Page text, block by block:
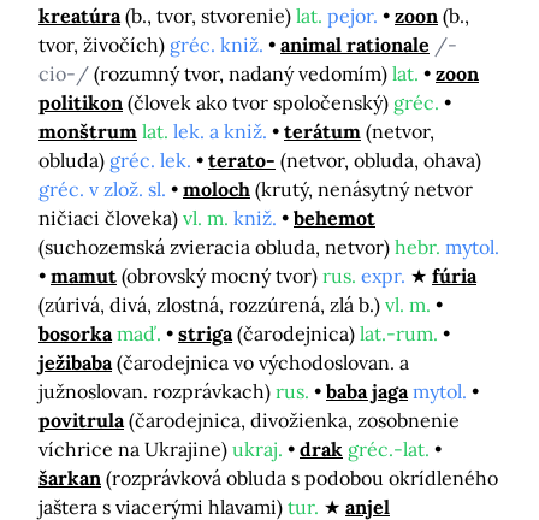
kreatúra (b., tvor, stvorenie) lat. pejor. zoon (b.,
tvor, živočích) gréc. kniž. animal rationale /-
cio-/ (rozumný tvor, nadaný vedomím) lat.
zoon
politikon (človek ako tvor spoločenský) gréc.
monštrum lat. lek. a kniž. terátum (netvor,
obluda) gréc. lek. terato- (netvor, obluda, ohava)
gréc. v zlož. sl.
moloch (krutý, nenásytný netvor
ničiaci človeka) vl. m. kniž.
behemot
(suchozemská zvieracia obluda, netvor) hebr. mytol.
mamut (obrovský mocný tvor) rus. expr.
fúria
(zúrivá, divá, zlostná, rozzúrená, zlá b.) vl. m.
bosorka maď. striga (čarodejnica) lat.-rum.
ježibaba (čarodejnica vo východoslovan. a
južnoslovan. rozprávkach) rus. baba jaga mytol.
povitrula (čarodejnica, divožienka, zosobnenie
víchrice na Ukrajine) ukraj. drak gréc.-lat.
šarkan (rozprávková obluda s podobou okrídleného
jaštera s viacerými hlavami) tur.
anjel